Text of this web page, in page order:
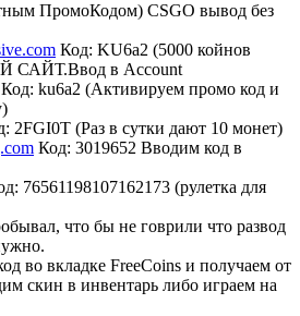
ПромоКодом) CSGO вывод без
Код: KU6a2 (5000 койнов
в Account
Код: ku6a2 (Активируем промо код и
2FGI0T (Раз в сутки дают 10 монет)
Код: 3019652 Вводим код в
76561198107162173 (рулетка для
что бы не говрили что развод
во вкладке FreeCoins и получаем от
скин в инвентарь либо играем на